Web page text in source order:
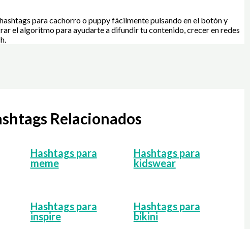
para cachorro o puppy fácilmente pulsando en el botón y
el algoritmo para ayudarte a difundir tu contenido, crecer en redes
Relacionados
Hashtags para
meme
Hashtags para
kidswear
Hashtags para
inspire
Hashtags para
bikini